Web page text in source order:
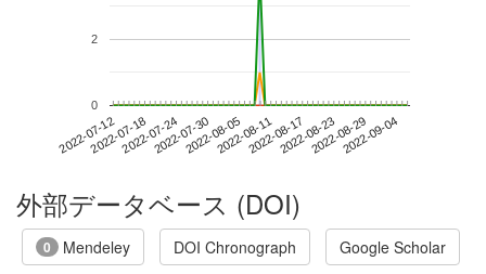
2022-07-122022-07-182022-07-242022-07-302022-08-052022-08-112022-08-172022-08-232022-08-292022-09-04
0
2
外部データベース (DOI)
0 Mendeley DOI Chronograph Google Scholar